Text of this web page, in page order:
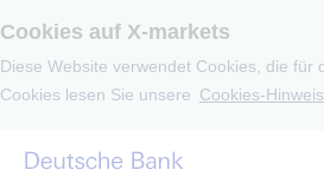
Cookies auf X-markets
Diese Website verwendet Cookies, die
Cookies lesen Sie unsere Cookies-